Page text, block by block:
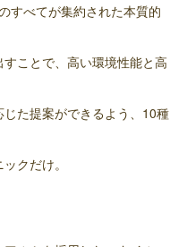
すべてが集約された本質的
ことで、高い環境性能と高
た提案ができるよう、10種
クだけ。